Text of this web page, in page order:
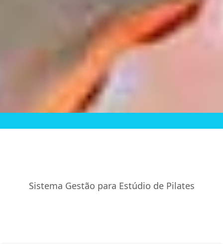
Sistema Gestão para Estúdio de Pilates